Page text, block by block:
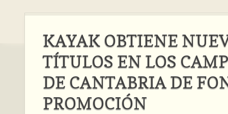
KAYAK OBTIENE
TÍTULOS EN LOS
DE CANTABRIA DE
PROMOCIÓN